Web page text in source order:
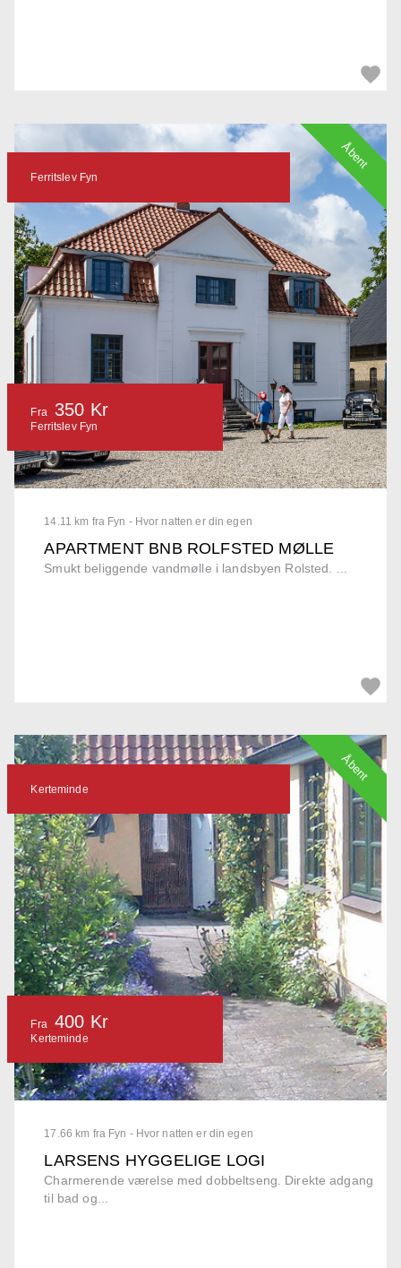
14.11 km fra Fyn - Hvor natten er din egen
APARTMENT BNB ROLFSTED MØLLE
Smukt beliggende vandmølle i landsbyen Rolsted. ...
Ferritslev Fyn
Fra 350 Kr
Ferritslev Fyn
Åbent
17.66 km fra Fyn - Hvor natten er din egen
LARSENS HYGGELIGE LOGI
Charmerende værelse med dobbeltseng. Direkte adgang
til bad og...
Kerteminde
Fra 400 Kr
Kerteminde
Åbent